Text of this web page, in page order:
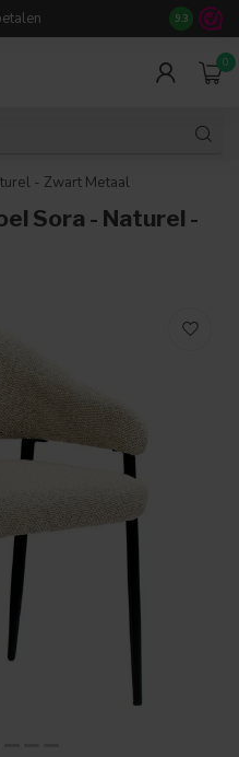
14 dagen
9.3
0
- Zwart Metaal
Sora - Naturel -